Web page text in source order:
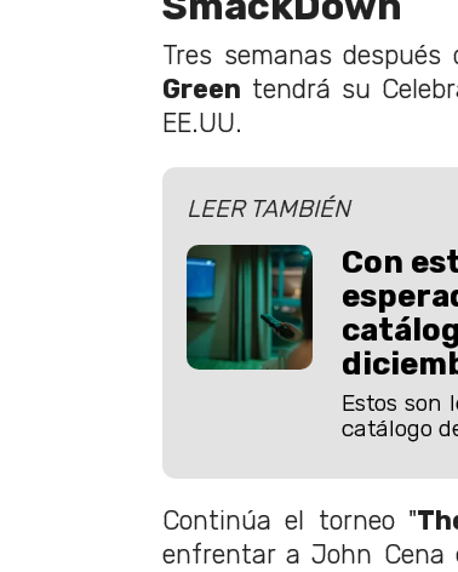
Tres semanas
Green tendrá su
EE.UU.
LEER TAMBIÉN
Con
Estos son
catálogo
Continúa el torneo "
enfrentar a John Cena